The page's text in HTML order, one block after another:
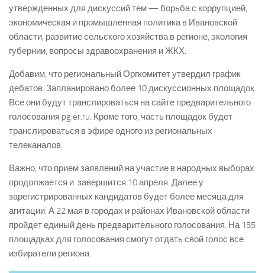
утвержденных для дискуссий тем — борьба с коррупцией,
экономическая и промышленная политика в Ивановской
области, развитие сельского хозяйства в регионе, экология
губернии, вопросы здравоохранения и ЖКХ.
Добавим, что региональный Оргкомитет утвердил график
дебатов. Запланировано более 10 дискуссионных площадок.
Все они будут транслироваться на сайте предварительного
голосования pg.er.ru. Кроме того, часть площадок будет
транслироваться в эфире одного из региональных
телеканалов.
Важно, что прием заявлений на участие в народных выборах
продолжается и завершится 10 апреля. Далее у
зарегистрированных кандидатов будет более месяца для
агитации. А 22 мая в городах и районах Ивановской области
пройдет единый день предварительного голосования. На 155
площадках для голосования смогут отдать свой голос все
избиратели региона.